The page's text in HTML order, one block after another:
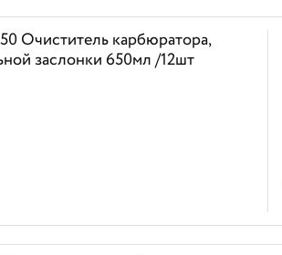
Очиститель карбюратора,
заслонки 650мл /12шт